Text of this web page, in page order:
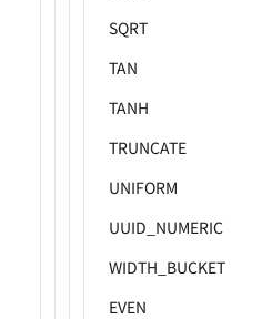
SQRT
TAN
TANH
TRUNCATE
UNIFORM
UUID_NUMERIC
WIDTH_BUCKET
EVEN